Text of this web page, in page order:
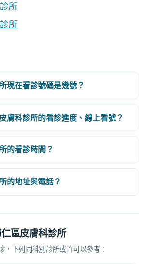
所
所
現在看診號碼是幾號？
膚科診所的看診進度、線上看號？
的看診時間？
的地址與電話？
區皮膚科診所
，下列同科別診所或許可以參考：